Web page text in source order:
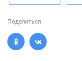
Поделиться